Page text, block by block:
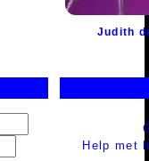
Judith
Help met